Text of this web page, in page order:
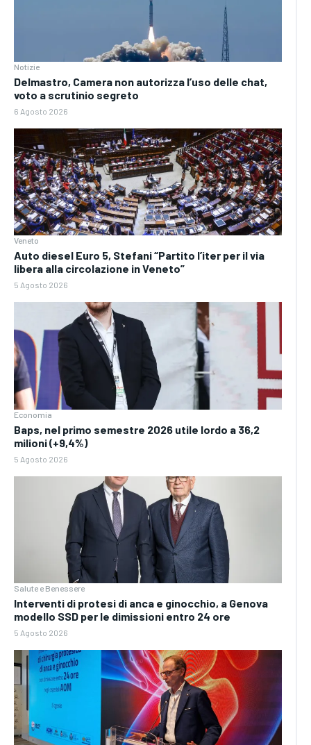
Notizie
Delmastro, Camera non autorizza l’uso delle chat,
voto a scrutinio segreto
6 Agosto 2026
Veneto
Auto diesel Euro 5, Stefani “Partito l’iter per il via
libera alla circolazione in Veneto”
5 Agosto 2026
Economia
Baps, nel primo semestre 2026 utile lordo a 36,2
milioni (+9,4%)
5 Agosto 2026
Salute e Benessere
Interventi di protesi di anca e ginocchio, a Genova
modello SSD per le dimissioni entro 24 ore
5 Agosto 2026